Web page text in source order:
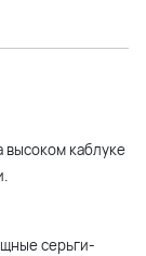
каблуке
серьги-